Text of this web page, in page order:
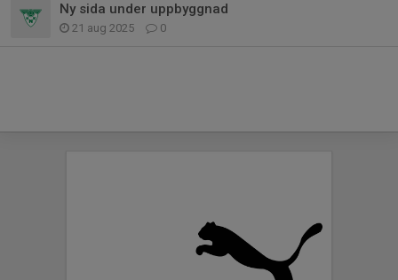
Ny sida under uppbyggnad
21 aug 2025 0